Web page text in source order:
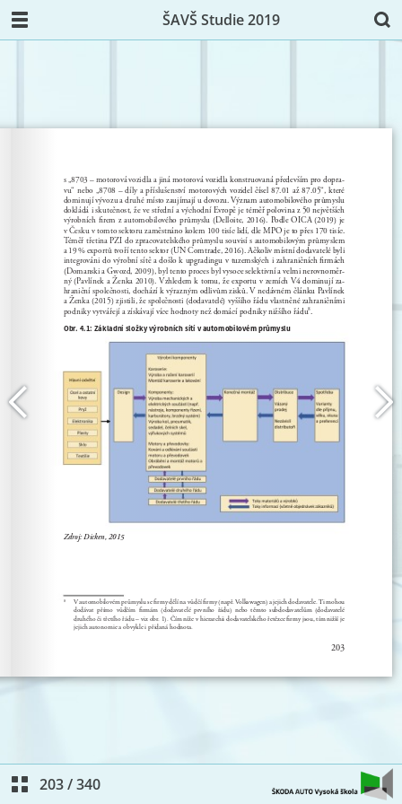
ŠAVŠ Studie 2019
203/340